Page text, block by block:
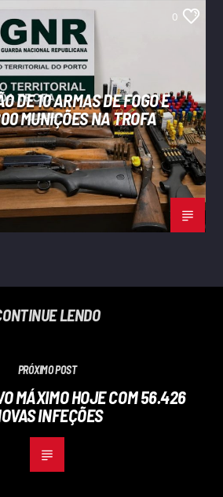
0
DE 10 ARMAS DE FOGO E
MUNIÇÕES NA TROFA
LENDO
PRÓXIMO POST
MÁXIMO HOJE COM 56.426
INFEÇÕES